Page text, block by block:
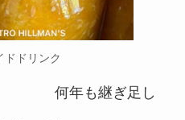
ドドリンク
何年も継ぎ足し